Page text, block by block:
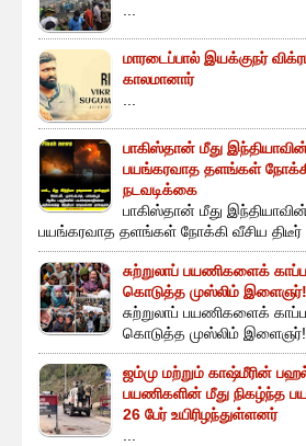
...
மாரடைப்பால் இயக்குநர்
காலமானார்
...
பாகிஸ்தான் மீது
பயங்கரவாத தளங்கள் நோக்கி
நடவடிக்கை
பாகிஸ்தான் மீது
பயங்கரவாத தளங்கள் நோக்கி வீசிய திடீர்
சுற்றுலாப் பயணிகளைக்
கொடுத்த முஸ்லிம் இளைஞர்!
சுற்றுலாப் பயணிகளைக்
கொடுத்த முஸ்லிம் இளைஞர்!
ஜம்மு மற்றும் காஷ்மீரின்
பயணிகளின் மீது நிகழ்ந்த
26 பேர் உயிரிழந்துள்ளனர்
...